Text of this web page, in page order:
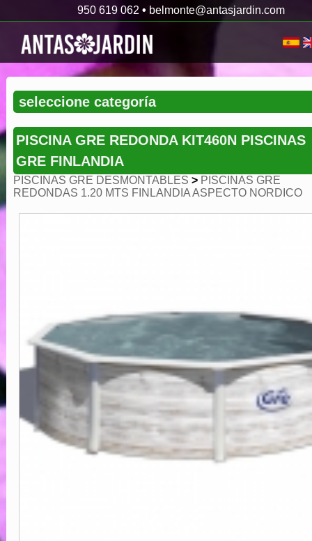
950 619 062 • belmonte@antasjardin.com
PISCINA GRE REDONDA KIT460N PISCINAS
GRE FINLANDIA
PISCINAS GRE DESMONTABLES > PISCINAS GRE
REDONDAS 1.20 MTS FINLANDIA ASPECTO NORDICO